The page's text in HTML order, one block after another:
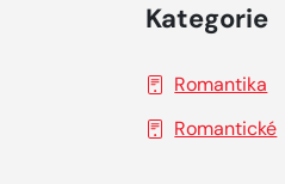
Kategorie
Romantika
Romantické